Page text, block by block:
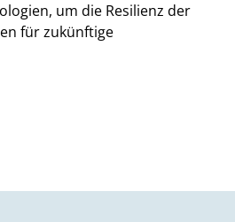
um die Resilienz der
für zukünftige